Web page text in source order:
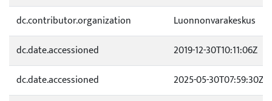
dc.contributor.organization
Luonnonvarakeskus
dc.date.accessioned
2019-12-30T10:11:06Z
dc.date.accessioned
2025-05-30T07:59:30Z